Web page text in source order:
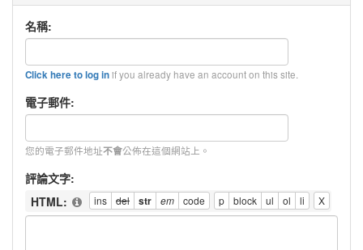
名稱:
Click here to log inif you already have an account on this site.
電子郵件:
您的電子郵件地址不會公佈在這個網站上。
評論文字:
HTML: